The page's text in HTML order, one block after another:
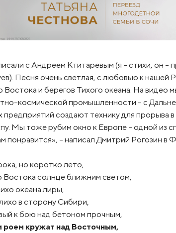
с Андреем Ктитаревым (я – стихи, он –
Песня очень светлая, с любовью к нашей
Востока и берегов Тихого океана. На видео
космической промышленности – с
создают технику для прорыва
Мы тоже рубим окно к Европе – одной из
понравится», – написал Дмитрий Рогозин в
но коротко лето,
Востока солнце ближним светом,
океана лиры,
в сторону Сибири,
к бою над бетоном прочным,
роем кружат над Восточным,